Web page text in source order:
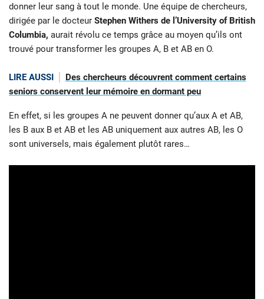
donner leur sang à tout le monde. Une équipe de chercheurs,
dirigée par le docteur Stephen Withers de l’University of British
Columbia, aurait révolu ce temps grâce au moyen qu’ils ont
trouvé pour transformer les groupes A, B et AB en O.
LIRE AUSSI
Des chercheurs découvrent comment certains
seniors conservent leur mémoire en dormant peu
En effet, si les groupes A ne peuvent donner qu’aux A et AB,
les B aux B et AB et les AB uniquement aux autres AB, les O
sont universels, mais également plutôt rares…